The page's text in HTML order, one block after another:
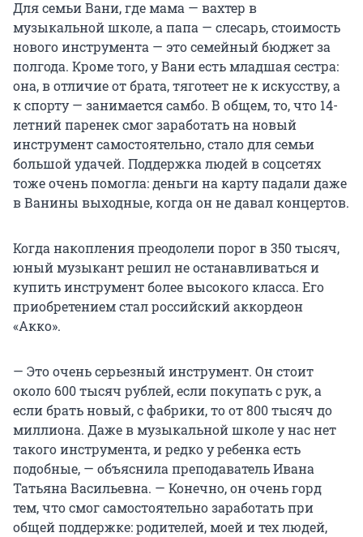
Для семьи Вани, где мама — вахтер в
музыкальной школе, а папа — слесарь, стоимость
нового инструмента — это семейный бюджет за
полгода. Кроме того, у Вани есть младшая сестра:
она, в отличие от брата, тяготеет не к искусству, а
к спорту — занимается самбо. В общем, то, что 14-
летний паренек смог заработать на новый
инструмент самостоятельно, стало для семьи
большой удачей. Поддержка людей в соцсетях
тоже очень помогла: деньги на карту падали даже
в Ванины выходные, когда он не давал концертов.
Когда накопления преодолели порог в 350 тысяч,
юный музыкант решил не останавливаться и
купить инструмент более высокого класса. Его
приобретением стал российский аккордеон
«Акко».
— Это очень серьезный инструмент. Он стоит
около 600 тысяч рублей, если покупать с рук, а
если брать новый, с фабрики, то от 800 тысяч до
миллиона. Даже в музыкальной школе у нас нет
такого инструмента, и редко у ребенка есть
подобные, — объяснила преподаватель Ивана
Татьяна Васильевна. — Конечно, он очень горд
тем, что смог самостоятельно заработать при
общей поддержке: родителей, моей и тех людей,